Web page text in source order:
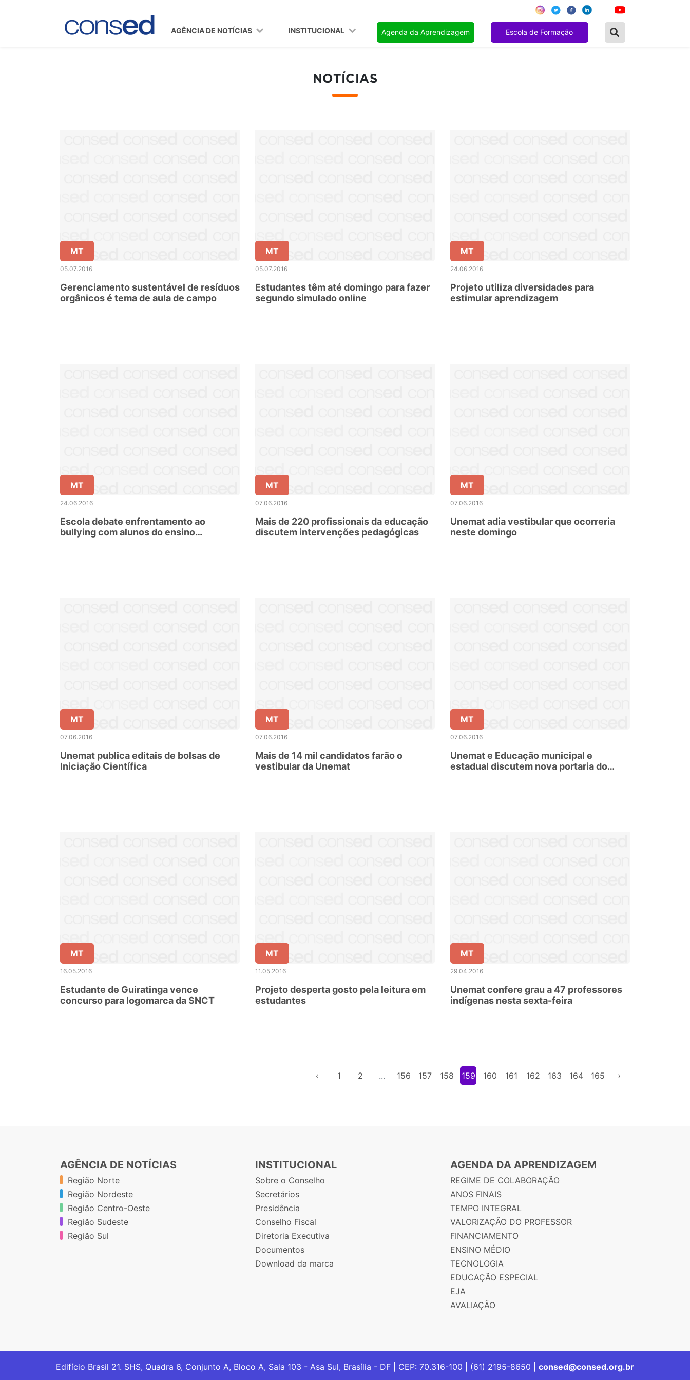
AGÊNCIA DE NOTÍCIAS INSTITUCIONAL Agenda da Aprendizagem Escola de Formação
NOTÍCIAS
MT
05.07.2016
Gerenciamento sustentável de resíduos
orgânicos é tema de aula de campo
MT
05.07.2016
Estudantes têm até domingo para fazer
segundo simulado online
MT
24.06.2016
Projeto utiliza diversidades para
estimular aprendizagem
MT
24.06.2016
Escola debate enfrentamento ao
bullying com alunos do ensino
MT
07.06.2016
Mais de 220 profissionais da educação
discutem intervenções pedagógicas
MT
07.06.2016
Unemat adia vestibular que ocorreria
neste domingo
MT
07.06.2016
Unemat publica editais de bolsas de
Iniciação Científica
MT
07.06.2016
Mais de 14 mil candidatos farão o
vestibular da Unemat
MT
07.06.2016
Unemat e Educação municipal e
estadual discutem nova portaria do
MT
16.05.2016
Estudante de Guiratinga vence
concurso para logomarca da SNCT
MT
11.05.2016
Projeto desperta gosto pela leitura em
estudantes
MT
29.04.2016
Unemat confere grau a 47 professores
indígenas nesta sexta-feira
‹ 1 2 ... 156 157 158 159 160 161 162 163 164 165 ›
AGÊNCIA DE NOTÍCIAS
Região Norte
Região Nordeste
Região Centro-Oeste
Região Sudeste
Região Sul
INSTITUCIONAL
Sobre o Conselho
Secretários
Presidência
Conselho Fiscal
Diretoria Executiva
Documentos
Download da marca
AGENDA DA APRENDIZAGEM
REGIME DE COLABORAÇÃO
ANOS FINAIS
TEMPO INTEGRAL
VALORIZAÇÃO DO PROFESSOR
FINANCIAMENTO
ENSINO MÉDIO
TECNOLOGIA
EDUCAÇÃO ESPECIAL
EJA
AVALIAÇÃO
Edifício Brasil 21. SHS, Quadra 6, Conjunto A, Bloco A, Sala 103 - Asa Sul, Brasília - DF | CEP: 70.316-100 | (61) 2195-8650 | consed@consed.org.br